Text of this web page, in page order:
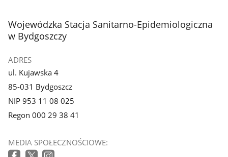
stopka
Wojewódzka Stacja Sanitarno-Epidemiologiczna
w Bydgoszczy
ADRES
ul. Kujawska 4
85-031 Bydgoszcz
NIP 953 11 08 025
Regon 000 29 38 41
MEDIA SPOŁECZNOŚCIOWE: